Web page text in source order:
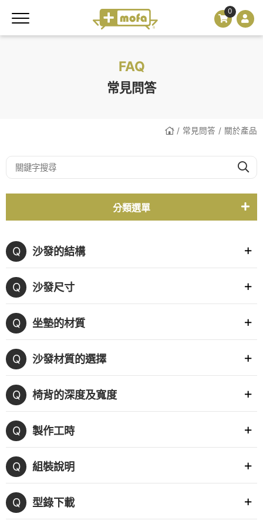
0
FAQ
常見問答
常見問答 關於產品
分類選單
實體據點
如何購買
配送說明
清潔方式
鑑賞與保固
退換貨說明
Q 沙發的結構
Q 沙發尺寸
Q 坐墊的材質
Q 沙發材質的選擇
Q 椅背的深度及寬度
Q 製作工時
Q 組裝說明
Q 型錄下載